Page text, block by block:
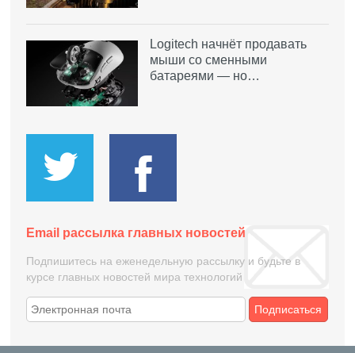
Logitech начнёт продавать
мыши со сменными
батареями — но…
Email рассылка главных новостей
Подпишитесь на еженедельную рассылку и будьте в
курсе главных новостей мира технологий
Подписаться